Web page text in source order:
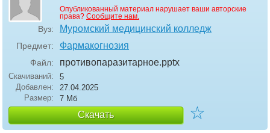
Опубликованный материал нарушает ваши авторские
права? Сообщите нам.
Вуз: Муромский медицинский колледж
Предмет: Фармакогнозия
Файл: противопаразитарное.pptx
Скачиваний:
5
Добавлен:
27.04.2025
Размер:
7 Мб
Скачать ☆